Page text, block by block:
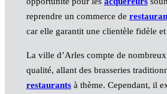
reprendre un commerce de
car elle garantit une clientèle fidèle
La ville d’Arles compte de nombreux
qualité, allant des brasseries
restaurantsà thème. Cependant, il